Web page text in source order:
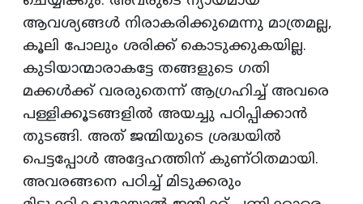
ആവശ്യങ്ങള്‍ നിരാകരിക്കുമെന്നു മാത്രമല്ല,
കൂലി പോലും ശരിക്ക്‌ കൊടുക്കുകയില്ല.
കുടിയാന്മാരാകട്ടേ തങ്ങളുടെ ഗതി
മക്കള്‍ക്ക്‌ വരരുതെന്ന്‌ ആഗ്രഹിച്ച്‌ അവരെ
പള്ളിക്കൂടങ്ങളില്‍ അയച്ചു പഠിപ്പിക്കാന്‍
തുടങ്ങി. അത്‌ ജന്മിയുടെ ശ്രദ്ധയില്‍
പെട്ടപ്പോള്‍ അദ്ദേഹത്തിന്‌ കുണ്‌ഠിതമായി.
അവരങ്ങനെ പഠിച്ച്‌ മിടുക്കരും